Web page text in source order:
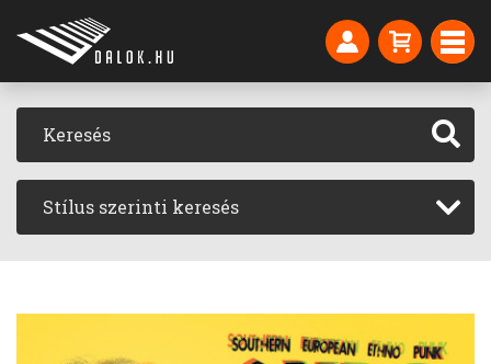
Stílus szerinti keresés